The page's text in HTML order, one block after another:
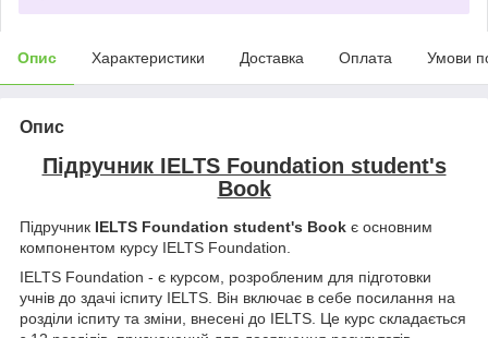
Опис Характеристики Доставка Оплата Умови
Опис
Підручник IELTS Foundation student's
Book
Підручник IELTS Foundation student's Book є основним
компонентом курсу IELTS Foundation.
IELTS Foundation - є курсом, розробленим для підготовки
учнів до здачі іспиту IELTS. Він включає в себе посилання на
розділи іспиту та зміни, внесені до IELTS. Це курс складається